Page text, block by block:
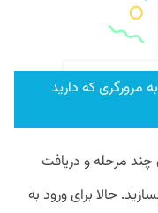
مرورگری که دارید
چند مرحله و دریافت
حالا برای ورود به